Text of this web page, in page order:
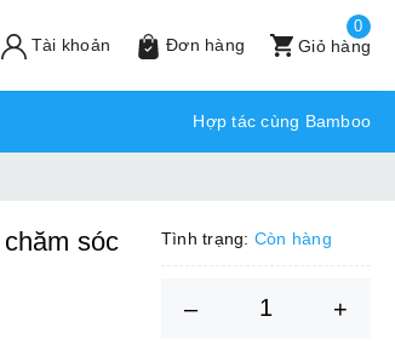
Tài khoản Đơn hàng
0
Giỏ hàng
Hợp tác cùng Bamboo
sóc
Tình trạng: Còn hàng
– +